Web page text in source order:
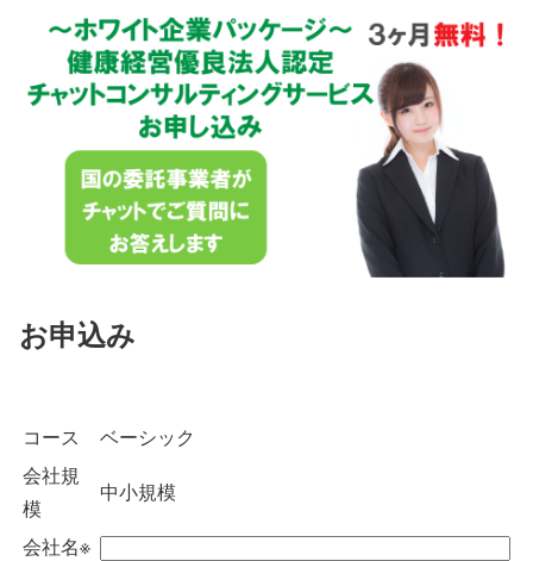
お申込み
コース
ベーシック
会社規
模
中小規模
会社名※